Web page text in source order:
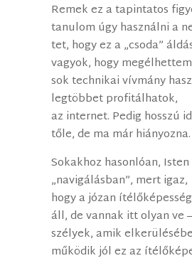
Remek ez a tapintatos
tanulom úgy használni a
tet, hogy ez a „csoda”
vagyok, hogy megélhettem
sok technikai vívmány
legtöbbet profitálhatok,
az internet. Pedig hosszú
tőle, de ma már hiányozna.
Sokakhoz hasonlóan,
„navigálásban”, mert igaz,
hogy a józan
áll, de vannak itt olyan ve –
szélyek, amik
működik jól ez az